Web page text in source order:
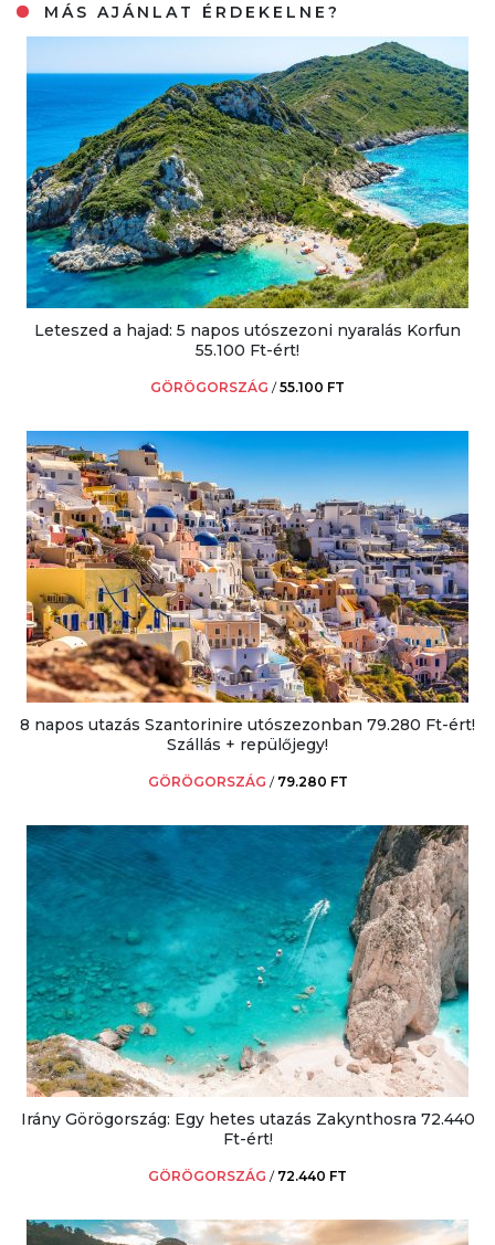
MÁS AJÁNLAT ÉRDEKELNE?
Leteszed a hajad: 5 napos utószezoni nyaralás Korfun
55.100 Ft-ért!
GÖRÖGORSZÁG /55.100 FT
8 napos utazás Szantorinire utószezonban 79.280 Ft-ért!
Szállás + repülőjegy!
GÖRÖGORSZÁG / 79.280 FT
Irány Görögország: Egy hetes utazás Zakynthosra 72.440
Ft-ért!
GÖRÖGORSZÁG / 72.440 FT